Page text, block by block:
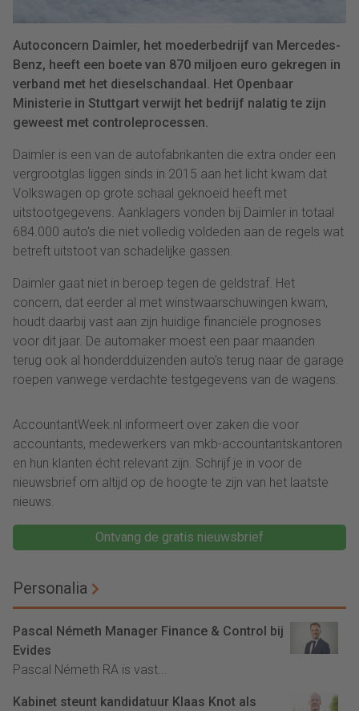
Autoconcern Daimler, het moederbedrijf van Mercedes-
Benz, heeft een boete van 870 miljoen euro gekregen in
verband met het dieselschandaal. Het Openbaar
Ministerie in Stuttgart verwijt het bedrijf nalatig te zijn
geweest met controleprocessen.
Daimler is een van de autofabrikanten die extra onder een
vergrootglas liggen sinds in 2015 aan het licht kwam dat
Volkswagen op grote schaal geknoeid heeft met
uitstootgegevens. Aanklagers vonden bij Daimler in totaal
684.000 auto's die niet volledig voldeden aan de regels wat
betreft uitstoot van schadelijke gassen.
Daimler gaat niet in beroep tegen de geldstraf. Het
concern, dat eerder al met winstwaarschuwingen kwam,
houdt daarbij vast aan zijn huidige financiële prognoses
voor dit jaar. De automaker moest een paar maanden
terug ook al honderdduizenden auto's terug naar de garage
roepen vanwege verdachte testgegevens van de wagens.
AccountantWeek.nl informeert over zaken die voor
accountants, medewerkers van mkb-accountantskantoren
en hun klanten écht relevant zijn. Schrijf je in voor de
nieuwsbrief om altijd op de hoogte te zijn van het laatste
nieuws.
Ontvang de gratis nieuwsbrief
Personalia
Pascal Németh Manager Finance & Control bij
Evides
Pascal Németh RA is vast...
Kabinet steunt kandidatuur Klaas Knot als